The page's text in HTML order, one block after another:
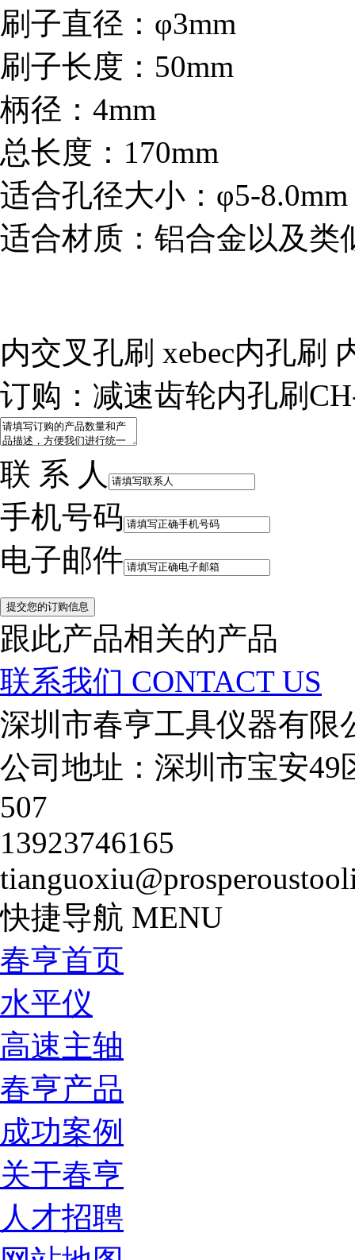
刷子直径：φ3mm
刷子长度：50mm
柄径：4mm
总长度：170mm
适合孔径大小：φ5-8.0mm
适合材质：铝合金以及类
内交叉孔刷 xebec内孔刷
订购：减速齿轮内孔刷
联 系 人
手机号码
电子邮件
跟此产品相关的产品
联系我们 CONTACT US
深圳市春亨工具仪器有限
公司地址：深圳市宝安
507
13923746165
快捷导航 MENU
春亨首页
水平仪
高速主轴
春亨产品
成功案例
关于春亨
人才招聘